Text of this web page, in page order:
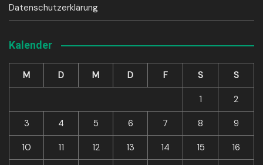
Datenschutzerklärung
Kalender
M D M D F S S
1 2
3 4 5 6 7 8 9
10 11 12 13 14 15 16